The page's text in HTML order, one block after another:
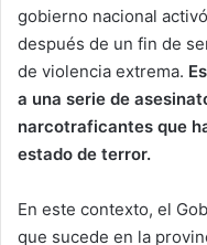
gobierno nacional
después de un fin de
de violencia extrema.
a una serie de
narcotraficantes que
estado de terror.
En este contexto, el
que sucede en la